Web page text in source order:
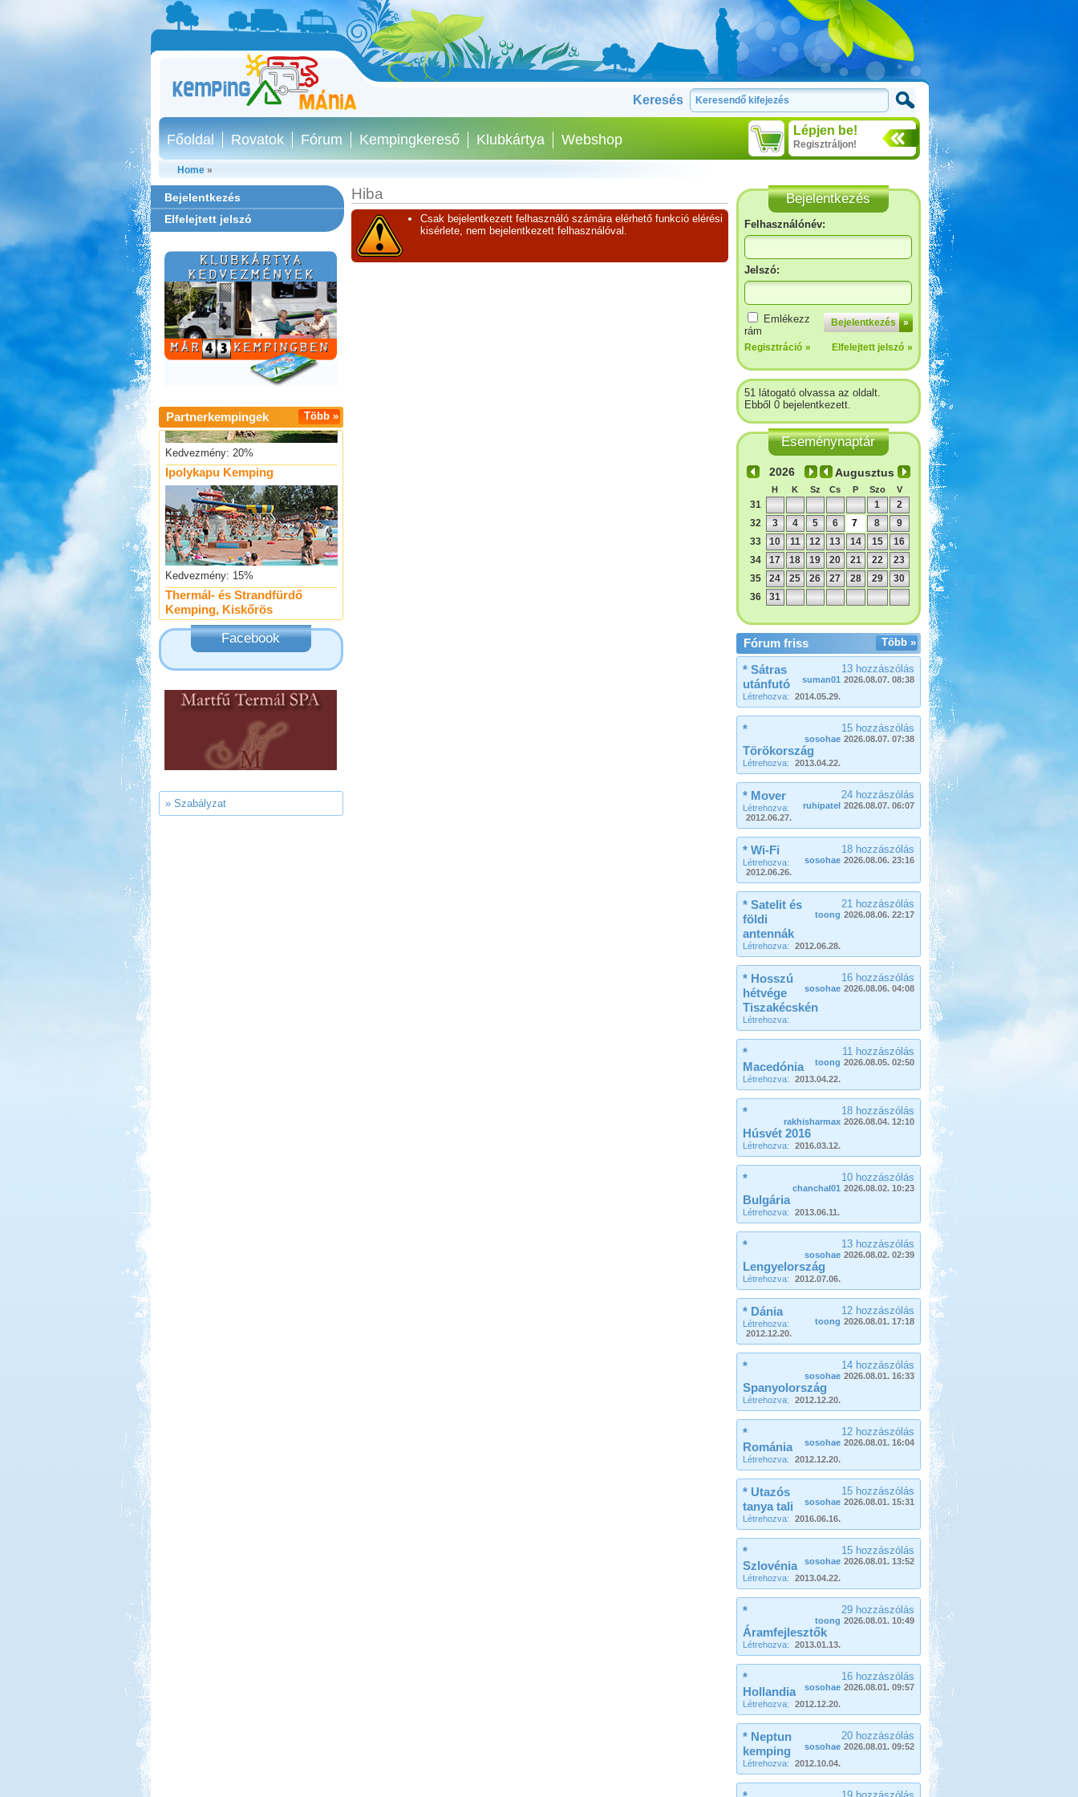
Keresés
Lépjen be!
Regisztráljon!
Főoldal Rovatok Fórum Kempingkereső Klubkártya Webshop
Home»
Bejelentkezés
Elfelejtett jelszó
Több »
Partnerkempingek
Szentkút Kemping
Kedvezmény: 20%
Ipolykapu Kemping
Kedvezmény: 15%
Thermál- és Strandfürdő
Kemping, Kiskőrös
Kedvezmény: 10-15%
Facebook
» Szabályzat
Hiba
Csak bejelentkezett felhasználó számára elérhető funkció elérési
kisérlete, nem bejelentkezett felhasználóval.
Bejelentkezés
Felhasználónév:
Jelszó:
Bejelentkezés »
Emlékezz
rám
Regisztráció » Elfelejtett jelszó »
51 látogató olvassa az oldalt.
Ebből 0 bejelentkezett.
Eseménynaptár
Augusztus
H K Sz Cs P Szo V
31 1
2
32
3 4 5 6 7 8
9
33
10 11 12 13 14 15
16
34
17 18 19 20 21 22
23
35
24 25 26 27 28 29
30
36
31
Több »
Fórum friss
13 hozzászólás
suman01 2026.08.07. 08:38
* Sátras
utánfutó
Létrehozva: 2014.05.29.
15 hozzászólás
sosohae 2026.08.07. 07:38
*
Törökország
Létrehozva: 2013.04.22.
24 hozzászólás
ruhipatel 2026.08.07. 06:07
* Mover
Létrehozva:
2012.06.27.
18 hozzászólás
sosohae 2026.08.06. 23:16
* Wi-Fi
Létrehozva:
2012.06.26.
21 hozzászólás
toong 2026.08.06. 22:17
* Satelit és
földi
antennák
Létrehozva: 2012.06.28.
16 hozzászólás
sosohae 2026.08.06. 04:08
* Hosszú
hétvége
Tiszakécskén
Létrehozva:
11 hozzászólás
toong 2026.08.05. 02:50
*
Macedónia
Létrehozva: 2013.04.22.
18 hozzászólás
rakhisharmax 2026.08.04. 12:10
*
Húsvét 2016
Létrehozva: 2016.03.12.
10 hozzászólás
chanchal01 2026.08.02. 10:23
*
Bulgária
Létrehozva: 2013.06.11.
13 hozzászólás
sosohae 2026.08.02. 02:39
*
Lengyelország
Létrehozva: 2012.07.06.
12 hozzászólás
toong 2026.08.01. 17:18
* Dánia
Létrehozva:
2012.12.20.
14 hozzászólás
sosohae 2026.08.01. 16:33
*
Spanyolország
Létrehozva: 2012.12.20.
12 hozzászólás
sosohae 2026.08.01. 16:04
*
Románia
Létrehozva: 2012.12.20.
15 hozzászólás
sosohae 2026.08.01. 15:31
* Utazós
tanya tali
Létrehozva: 2016.06.16.
15 hozzászólás
sosohae 2026.08.01. 13:52
*
Szlovénia
Létrehozva: 2013.04.22.
29 hozzászólás
toong 2026.08.01. 10:49
*
Áramfejlesztők
Létrehozva: 2013.01.13.
16 hozzászólás
sosohae 2026.08.01. 09:57
*
Hollandia
Létrehozva: 2012.12.20.
20 hozzászólás
sosohae 2026.08.01. 09:52
* Neptun
kemping
Létrehozva: 2012.10.04.